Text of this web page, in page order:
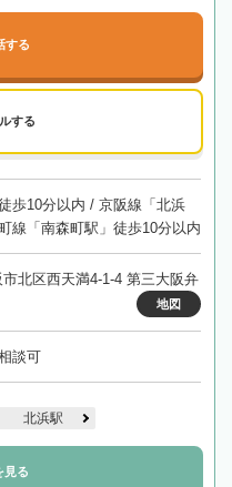
する
する
歩10分以内 / 京阪線「北浜
線「南森町駅」徒歩10分以内
北区西天満4-1-4 第三大阪弁
地図
談可
北浜駅
見る